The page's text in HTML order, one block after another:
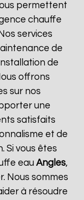
permettent
chauffe
services
de
de
offrons
sur nos
une
satisfaits
et de
Si vous êtes
eau Angles,
Nous sommes
à résoudre